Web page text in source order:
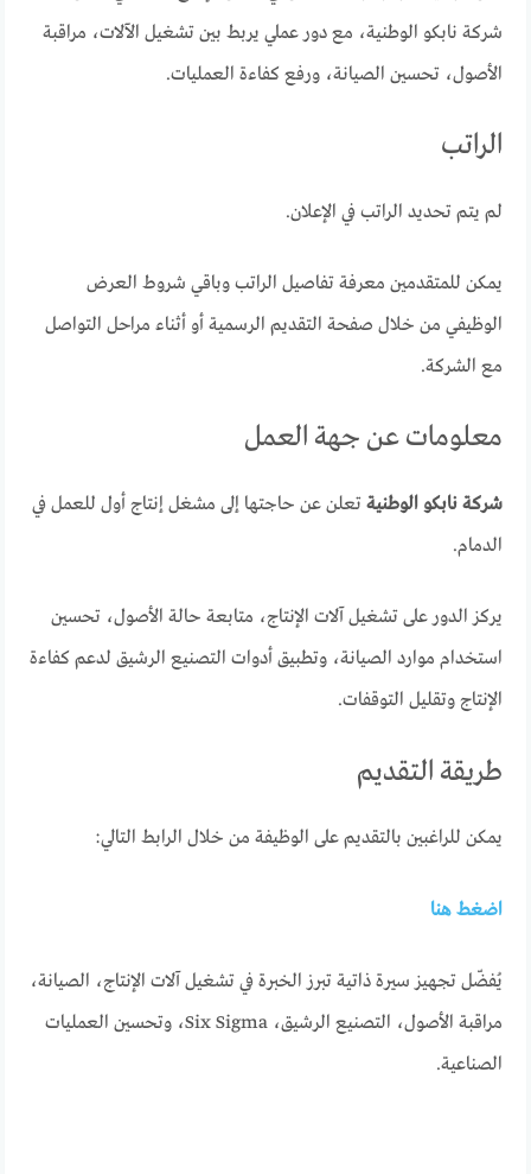
شركة نابكو الوطنية، مع دور عملي يربط بين تشغيل الآلات، مراقبة
الأصول، تحسين الصيانة، ورفع كفاءة العمليات.
الراتب
لم يتم تحديد الراتب في الإعلان.
يمكن للمتقدمين معرفة تفاصيل الراتب وباقي شروط العرض
الوظيفي من خلال صفحة التقديم الرسمية أو أثناء مراحل التواصل
مع الشركة.
معلومات عن جهة العمل
شركة نابكو الوطنية تعلن عن حاجتها إلى مشغل إنتاج أول للعمل في
الدمام.
يركز الدور على تشغيل آلات الإنتاج، متابعة حالة الأصول، تحسين
استخدام موارد الصيانة، وتطبيق أدوات التصنيع الرشيق لدعم كفاءة
الإنتاج وتقليل التوقفات.
طريقة التقديم
يمكن للراغبين بالتقديم على الوظيفة من خلال الرابط التالي:
اضغط هنا
يُفضّل تجهيز سيرة ذاتية تبرز الخبرة في تشغيل آلات الإنتاج، الصيانة،
مراقبة الأصول، التصنيع الرشيق، Six Sigma، وتحسين العمليات
الصناعية.